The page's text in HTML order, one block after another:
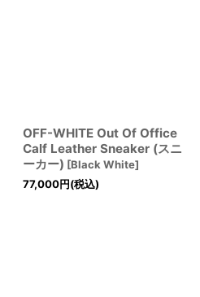
OFF-WHITE Out Of Office
Calf Leather Sneaker (スニ
ーカー) [Black White]
77,000円(税込)